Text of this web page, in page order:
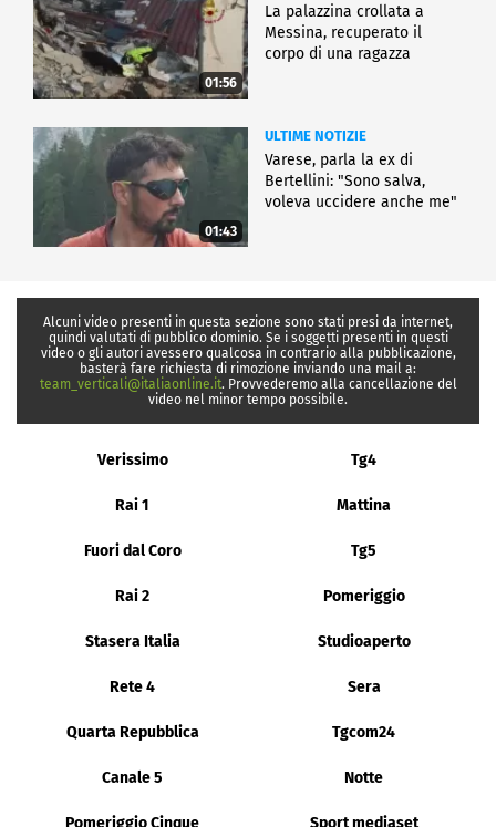
01:56
La palazzina crollata a
Messina, recuperato il
corpo di una ragazza
01:43
ULTIME NOTIZIE
Varese, parla la ex di
Bertellini: "Sono salva,
voleva uccidere anche me"
Alcuni video presenti in questa sezione sono stati presi da internet,
quindi valutati di pubblico dominio. Se i soggetti presenti in questi
video o gli autori avessero qualcosa in contrario alla pubblicazione,
basterà fare richiesta di rimozione inviando una mail a:
team_verticali@italiaonline.it. Provvederemo alla cancellazione del
video nel minor tempo possibile.
Verissimo Tg4
Rai 1 Mattina
Fuori dal Coro Tg5
Rai 2 Pomeriggio
Stasera Italia Studioaperto
Rete 4 Sera
Quarta Repubblica Tgcom24
Canale 5 Notte
Pomeriggio Cinque Sport mediaset